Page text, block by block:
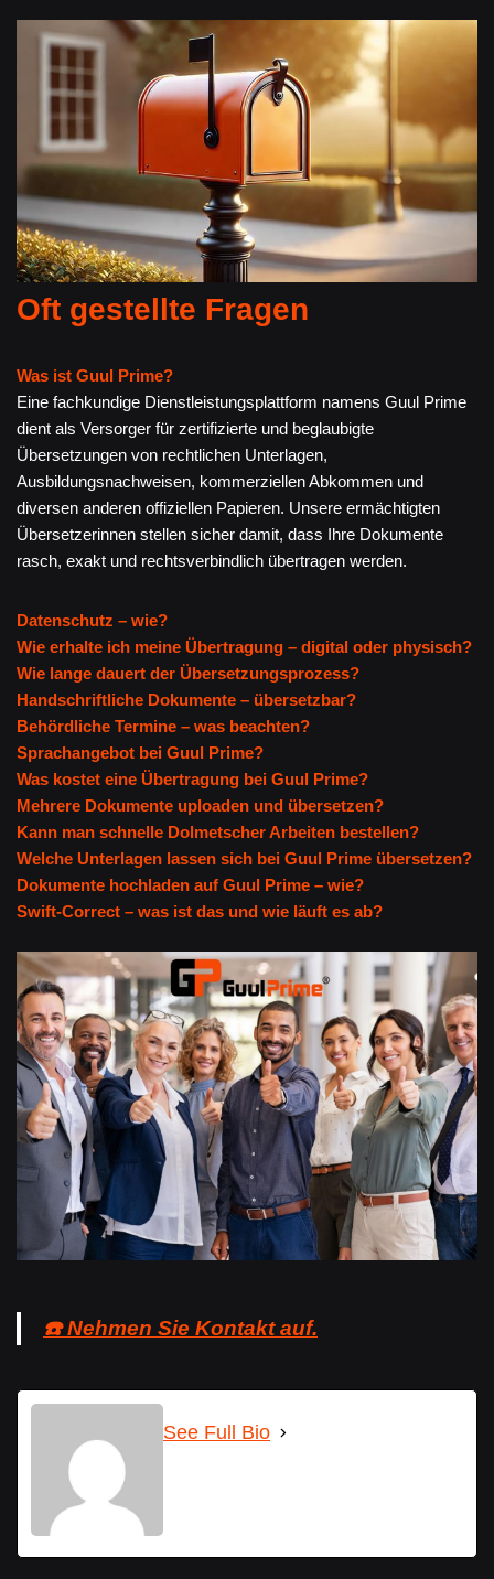
Oft gestellte Fragen
Was ist Guul Prime?
Eine fachkundige Dienstleistungsplattform namens Guul Prime
dient als Versorger für zertifizierte und beglaubigte
Übersetzungen von rechtlichen Unterlagen,
Ausbildungsnachweisen, kommerziellen Abkommen und
diversen anderen offiziellen Papieren. Unsere ermächtigten
Übersetzerinnen stellen sicher damit, dass Ihre Dokumente
rasch, exakt und rechtsverbindlich übertragen werden.
Datenschutz – wie?
Wie erhalte ich meine Übertragung – digital oder physisch?
Wie lange dauert der Übersetzungsprozess?
Handschriftliche Dokumente – übersetzbar?
Behördliche Termine – was beachten?
Sprachangebot bei Guul Prime?
Was kostet eine Übertragung bei Guul Prime?
Mehrere Dokumente uploaden und übersetzen?
Kann man schnelle Dolmetscher Arbeiten bestellen?
Welche Unterlagen lassen sich bei Guul Prime übersetzen?
Dokumente hochladen auf Guul Prime – wie?
Swift-Correct – was ist das und wie läuft es ab?
☎️ Nehmen Sie Kontakt auf.
See Full Bio